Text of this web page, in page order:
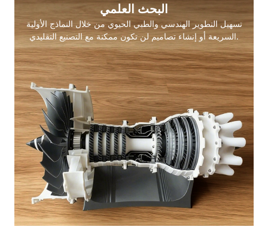
البحث العلمي
تسهيل التطوير الهندسي والطبي الحيوي من خلال النماذج الأولية
السريعة أو إنشاء تصاميم لن تكون ممكنة مع التصنيع التقليدي.